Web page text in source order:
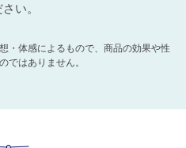
い。
・体感によるもので、商品の効果や性
ではありません。